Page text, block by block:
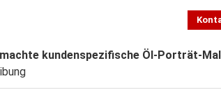
kundenspezifische Öl-Porträt-